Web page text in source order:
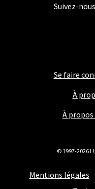
Se faire
À
À
Mentions légales
Suivez-
© 1997-2026